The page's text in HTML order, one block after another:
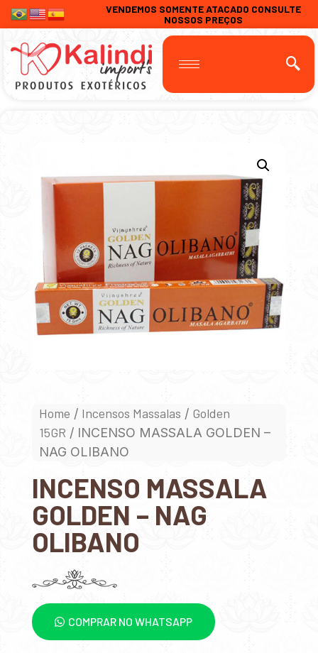
VENDEMOS SOMENTE ATACADO CONSULTE
NOSSOS PREÇOS
Home / Incensos Massalas / Golden
15GR / INCENSO MASSALA GOLDEN –
NAG OLIBANO
INCENSO MASSALA
GOLDEN – NAG
OLIBANO
COMPRAR NO WHATSAPP